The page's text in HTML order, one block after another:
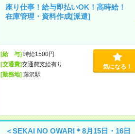
座り仕事！給与即払いOK！高時給！
在庫管理・資料作成[派遣]
[給 与]時給1500円
[交通費]交通費支給有り
[勤務地]藤沢駅
気になる！
＜SEKAI NO OWARI＊8月15日・16日